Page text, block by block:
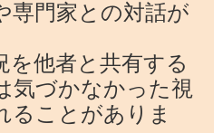
専門家との対話が
を他者と共有する
気づかなかった視
ることがありま